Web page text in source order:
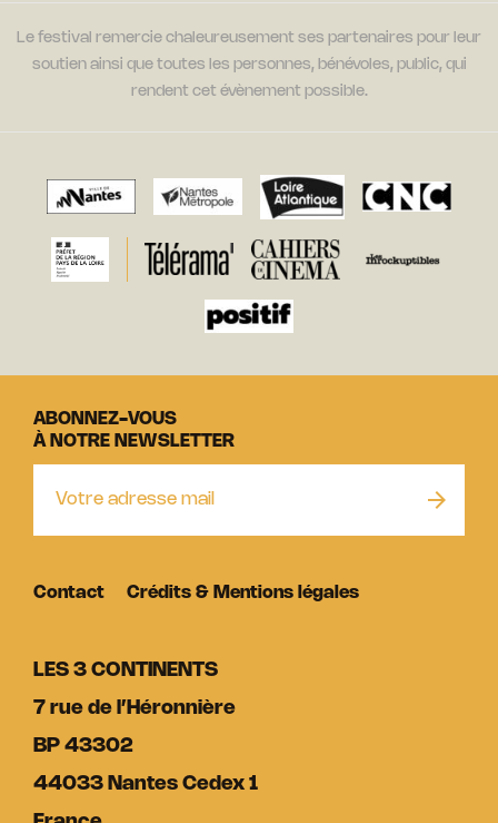
Le festival remercie chaleureusement ses partenaires pour leur
soutien ainsi que toutes les personnes, bénévoles, public, qui
rendent cet évènement possible.
LES 3 CONTINENTS
7 rue de l’Héronnière
BP 43302
44033 Nantes Cedex 1
ABONNEZ-VOUS
À NOTRE NEWSLETTER
Contact Crédits & Mentions légales